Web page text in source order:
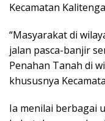
Kecamatan
“Masyarakat di
jalan pasca-banjir
Penahan Tanah di
khususnya
Ia menilai berbagai